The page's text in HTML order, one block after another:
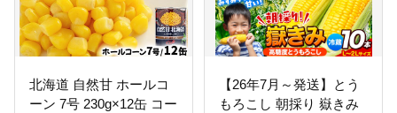
北海道 自然甘 ホールコ
ーン 7号 230g×12缶 コー
【26年7月～発送】とう
もろこし 朝採り 嶽きみ